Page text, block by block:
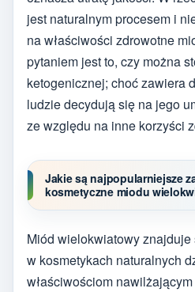
jest naturalnym procesem i
na właściwości zdrowotne
pytaniem jest to, czy można
ketogenicznej; choć zawiera
ludzie decydują się na jego
ze względu na inne korzyści
Jakie są najpopularniejsze
kosmetyczne miodu
Miód wielokwiatowy
w kosmetykach naturalnych
właściwościom